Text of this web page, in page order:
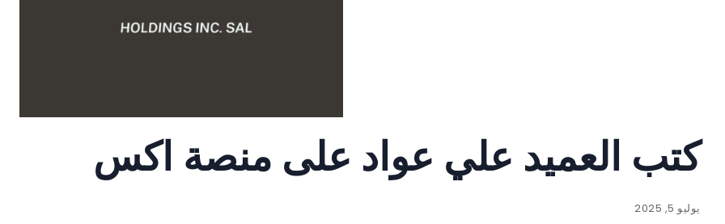
كتب العميد علي عواد على منصة اكس
يوليو 5, 2025